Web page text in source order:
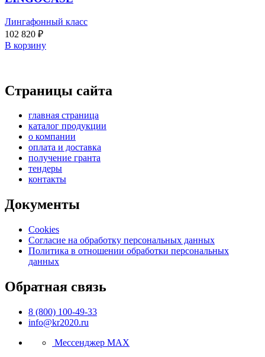
Лингафонный класс
102 820 ₽
В корзину
Страницы сайта
главная страница
каталог продукции
о компании
оплата и доставка
получение гранта
тендеры
контакты
Документы
Cookies
Согласие на обработку персональных данных
Политика в отношении обработки персональных
данных
Обратная связь
8 (800) 100-49-33
info@kr2020.ru
Мессенджер MAX